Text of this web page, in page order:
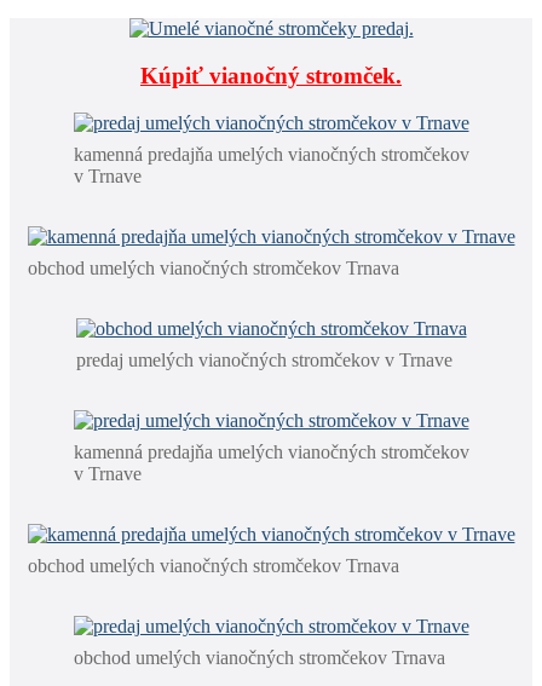
Kúpiť vianočný stromček.
kamenná predajňa umelých vianočných stromčekov
v Trnave
obchod umelých vianočných stromčekov Trnava
predaj umelých vianočných stromčekov v Trnave
kamenná predajňa umelých vianočných stromčekov
v Trnave
obchod umelých vianočných stromčekov Trnava
obchod umelých vianočných stromčekov Trnava